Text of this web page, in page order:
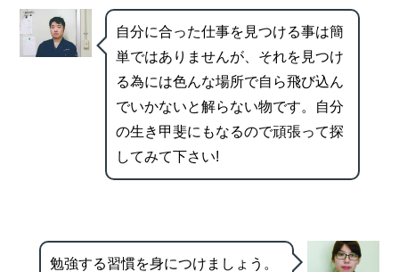
自分に合った仕事を見つける事は簡
単ではありませんが、それを見つけ
る為には色んな場所で自ら飛び込ん
でいかないと解らない物です。自分
の生き甲斐にもなるので頑張って探
してみて下さい!
勉強する習慣を身につけましょう。